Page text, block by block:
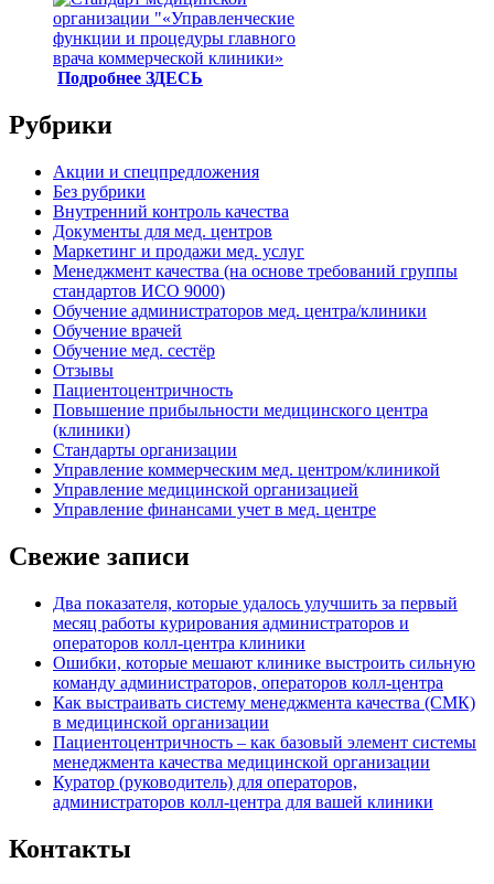
Подробнее ЗДЕСЬ
Рубрики
Акции и спецпредложения
Без рубрики
Внутренний контроль качества
Документы для мед. центров
Маркетинг и продажи мед. услуг
Менеджмент качества (на основе требований группы
стандартов ИСО 9000)
Обучение администраторов мед. центра/клиники
Обучение врачей
Обучение мед. сестёр
Отзывы
Пациентоцентричность
Повышение прибыльности медицинского центра
(клиники)
Стандарты организации
Управление коммерческим мед. центром/клиникой
Управление медицинской организацией
Управление финансами учет в мед. центре
Свежие записи
Два показателя, которые удалось улучшить за первый
месяц работы курирования администраторов и
операторов колл-центра клиники
Ошибки, которые мешают клинике выстроить сильную
команду администраторов, операторов колл-центра
Как выстраивать систему менеджмента качества (СМК)
в медицинской организации
Пациентоцентричность – как базовый элемент системы
менеджмента качества медицинской организации
Куратор (руководитель) для операторов,
администраторов колл-центра для вашей клиники
Контакты